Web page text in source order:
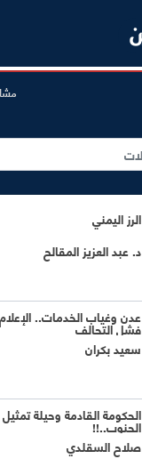
الرز اليمني
د. عبد العزيز المقالح
عدن وغياب الخدمات..
فشل التحالف
سعيد بكران
الحكومة القادمة وحيلة
الجنوب..!!
صلاح السقلدي